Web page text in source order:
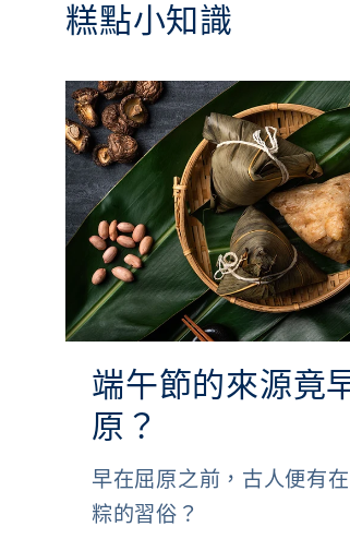
糕點小知識
端午節的來源竟
原？
早在屈原之前，古人便有
粽的習俗？